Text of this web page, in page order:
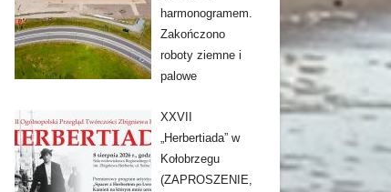
harmonogramem.
Zakończono
roboty ziemne i
palowe
XXVII
„Herbertiada” w
Kołobrzegu
(ZAPROSZENIE,